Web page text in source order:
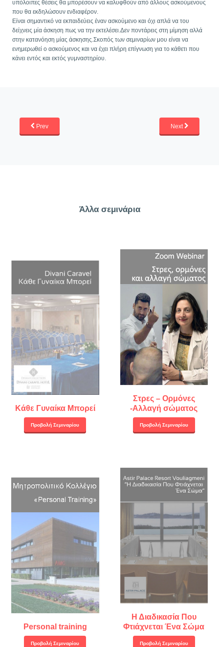
υπόλοιπες θέσεις θα μπορέσουν να καλυφθούν από άλλους ασκούμενους
που θα εκδηλώσουν ενδιαφέρον.
Είναι σημαντικό να εκπαιδεύεις έναν ασκούμενο και όχι απλά να του
δείχνεις μία άσκηση πως να την εκτελέσει.Δεν ποντάρεις στη μίμηση αλλά
στην κατανόηση μίας άσκησης.Σκοπός των σεμιναρίων μου είναι να
ενημερωθεί ο ασκούμενος και να έχει πλήρη επίγνωση για το κάθετι που
κάνει εντός και εκτός γυμναστηρίου.
Prev Next
Άλλα σεμινάρια
Κάθε Γυναίκα Μπορεί
Προβολή Σεμιναρίου
Στρες – Ορμόνες
-Αλλαγή σώματος
Προβολή Σεμιναρίου
Personal training
Προβολή Σεμιναρίου
Η Διαδικασία Που
Φτιάχνεται Ένα Σώμα
Προβολή Σεμιναρίου